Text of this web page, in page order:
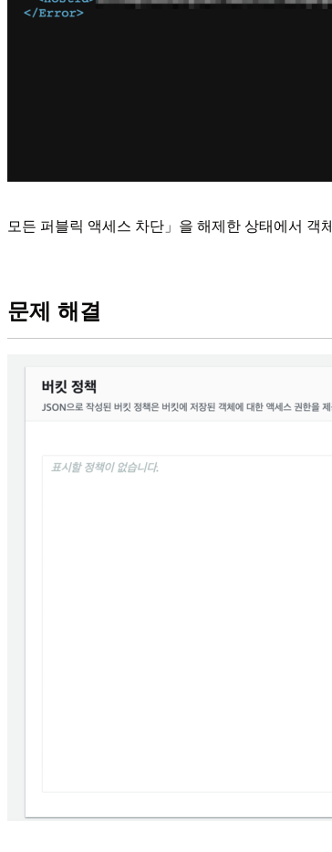
모든 퍼블릭 액세스 차단」을 해제한 상태에서
문제 해결